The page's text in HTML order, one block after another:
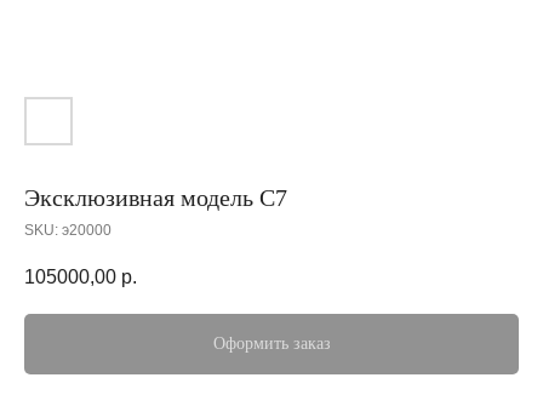
Эксклюзивная модель С7
SKU: э20000
105000,00 р.
Оформить заказ